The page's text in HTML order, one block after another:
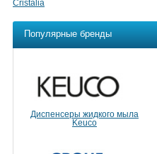
Cristalia
Популярные бренды
Диспенсеры жидкого мыла
Keuco